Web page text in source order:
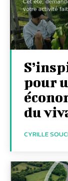
pour
du
CYRILLE